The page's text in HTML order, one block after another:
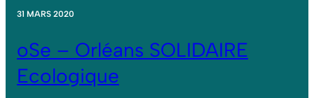
31 MARS 2020
oSe – Orléans SOLIDAIRE
Ecologique